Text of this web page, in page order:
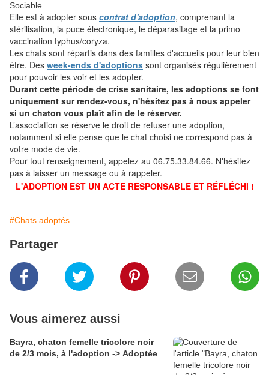
Sociable.
Elle est à adopter sous contrat d'adoption, comprenant la
stérilisation, la puce électronique, le déparasitage et la primo
vaccination typhus/coryza.
Les chats sont répartis dans des familles d'accueils pour leur bien
être. Des week-ends d'adoptions sont organisés régulièrement
pour pouvoir les voir et les adopter.
Durant cette période de crise sanitaire, les adoptions se font
uniquement sur rendez-vous, n'hésitez pas à nous appeler
si un chaton vous plaît afin de le réserver.
L’association se réserve le droit de refuser une adoption,
notamment si elle pense que le chat choisi ne correspond pas à
votre mode de vie.
Pour tout renseignement, appelez au 06.75.33.84.66. N'hésitez
pas à laisser un message ou à rappeler.
L'ADOPTION EST UN ACTE RESPONSABLE ET RÉFLÉCHI !
#Chats adoptés
Partager
Vous aimerez aussi
Bayra, chaton femelle tricolore noir
de 2/3 mois, à l'adoption -> Adoptée